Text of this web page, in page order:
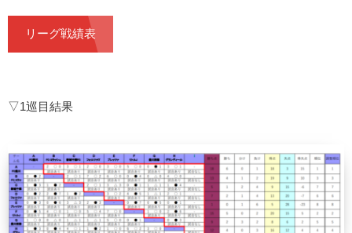
リーグ戦績表
▽1巡目結果